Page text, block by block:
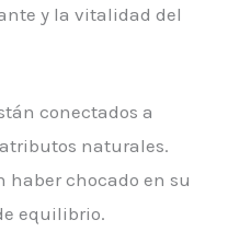
y la vitalidad del
conectados a
naturales.
haber chocado en su
equilibrio.